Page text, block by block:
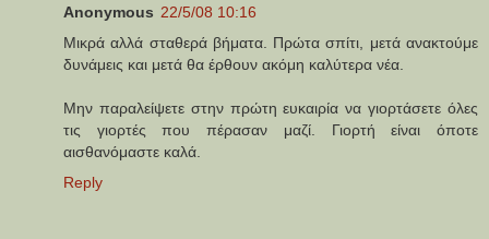
Anonymous 22/5/08 10:16
Μικρά αλλά σταθερά βήματα. Πρώτα σπίτι, μετά ανακτούμε
δυνάμεις και μετά θα έρθουν ακόμη καλύτερα νέα.
Μην παραλείψετε στην πρώτη ευκαιρία να γιορτάσετε όλες
τις γιορτές που πέρασαν μαζί. Γιορτή είναι όποτε
αισθανόμαστε καλά.
Reply